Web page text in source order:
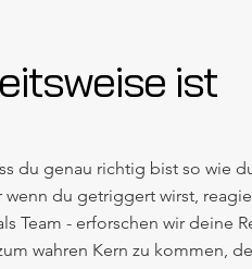
ist
du genau richtig bist so wie
du getriggert wirst,
Team - erforschen wir deine
wahren Kern zu kommen,